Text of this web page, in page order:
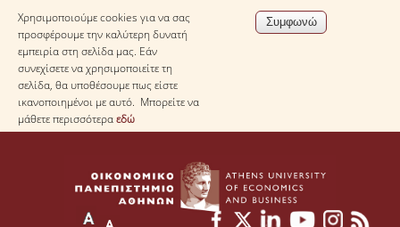
Χρησιμοποιούμε cookies για να σας
προσφέρουμε την καλύτερη δυνατή
εμπειρία στη σελίδα μας. Εάν
συνεχίσετε να χρησιμοποιείτε τη
σελίδα, θα υποθέσουμε πως είστε
ικανοποιημένοι με αυτό. Μπορείτε να
μάθετε περισσότεραεδώ